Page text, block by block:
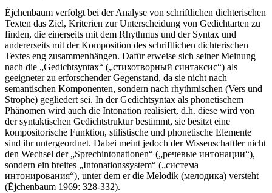
Ėjchenbaum verfolgt bei der Analyse von schriftlichen dichterischen
Texten das Ziel, Kriterien zur Unterscheidung von Gedichtarten zu
finden, die einerseits mit dem Rhythmus und der Syntax und
andererseits mit der Komposition des schriftlichen dichterischen
Textes eng zusammenhängen. Dafür erweise sich seiner Meinung
nach die „Gedichtsyntax“ („стихотворный синтаксис“) als
geeigneter zu erforschender Gegenstand, da sie nicht nach
semantischen Komponenten, sondern nach rhythmischen (Vers und
Strophe) gegliedert sei. In der Gedichtsyntax als phonetischem
Phänomen wird auch die Intonation realisiert, d.h. diese wird von
der syntaktischen Gedichtstruktur bestimmt, sie besitzt eine
kompositorische Funktion, stilistische und phonetische Elemente
sind ihr untergeordnet. Dabei meint jedoch der Wissenschaftler nicht
den Wechsel der „Sprechintonationen“ („речевые интонации“),
sondern ein breites „Intonationssystem“ („система
интонирования“), unter dem er die Melodik (мелодика) versteht
(Ėjchenbaum 1969: 328-332).